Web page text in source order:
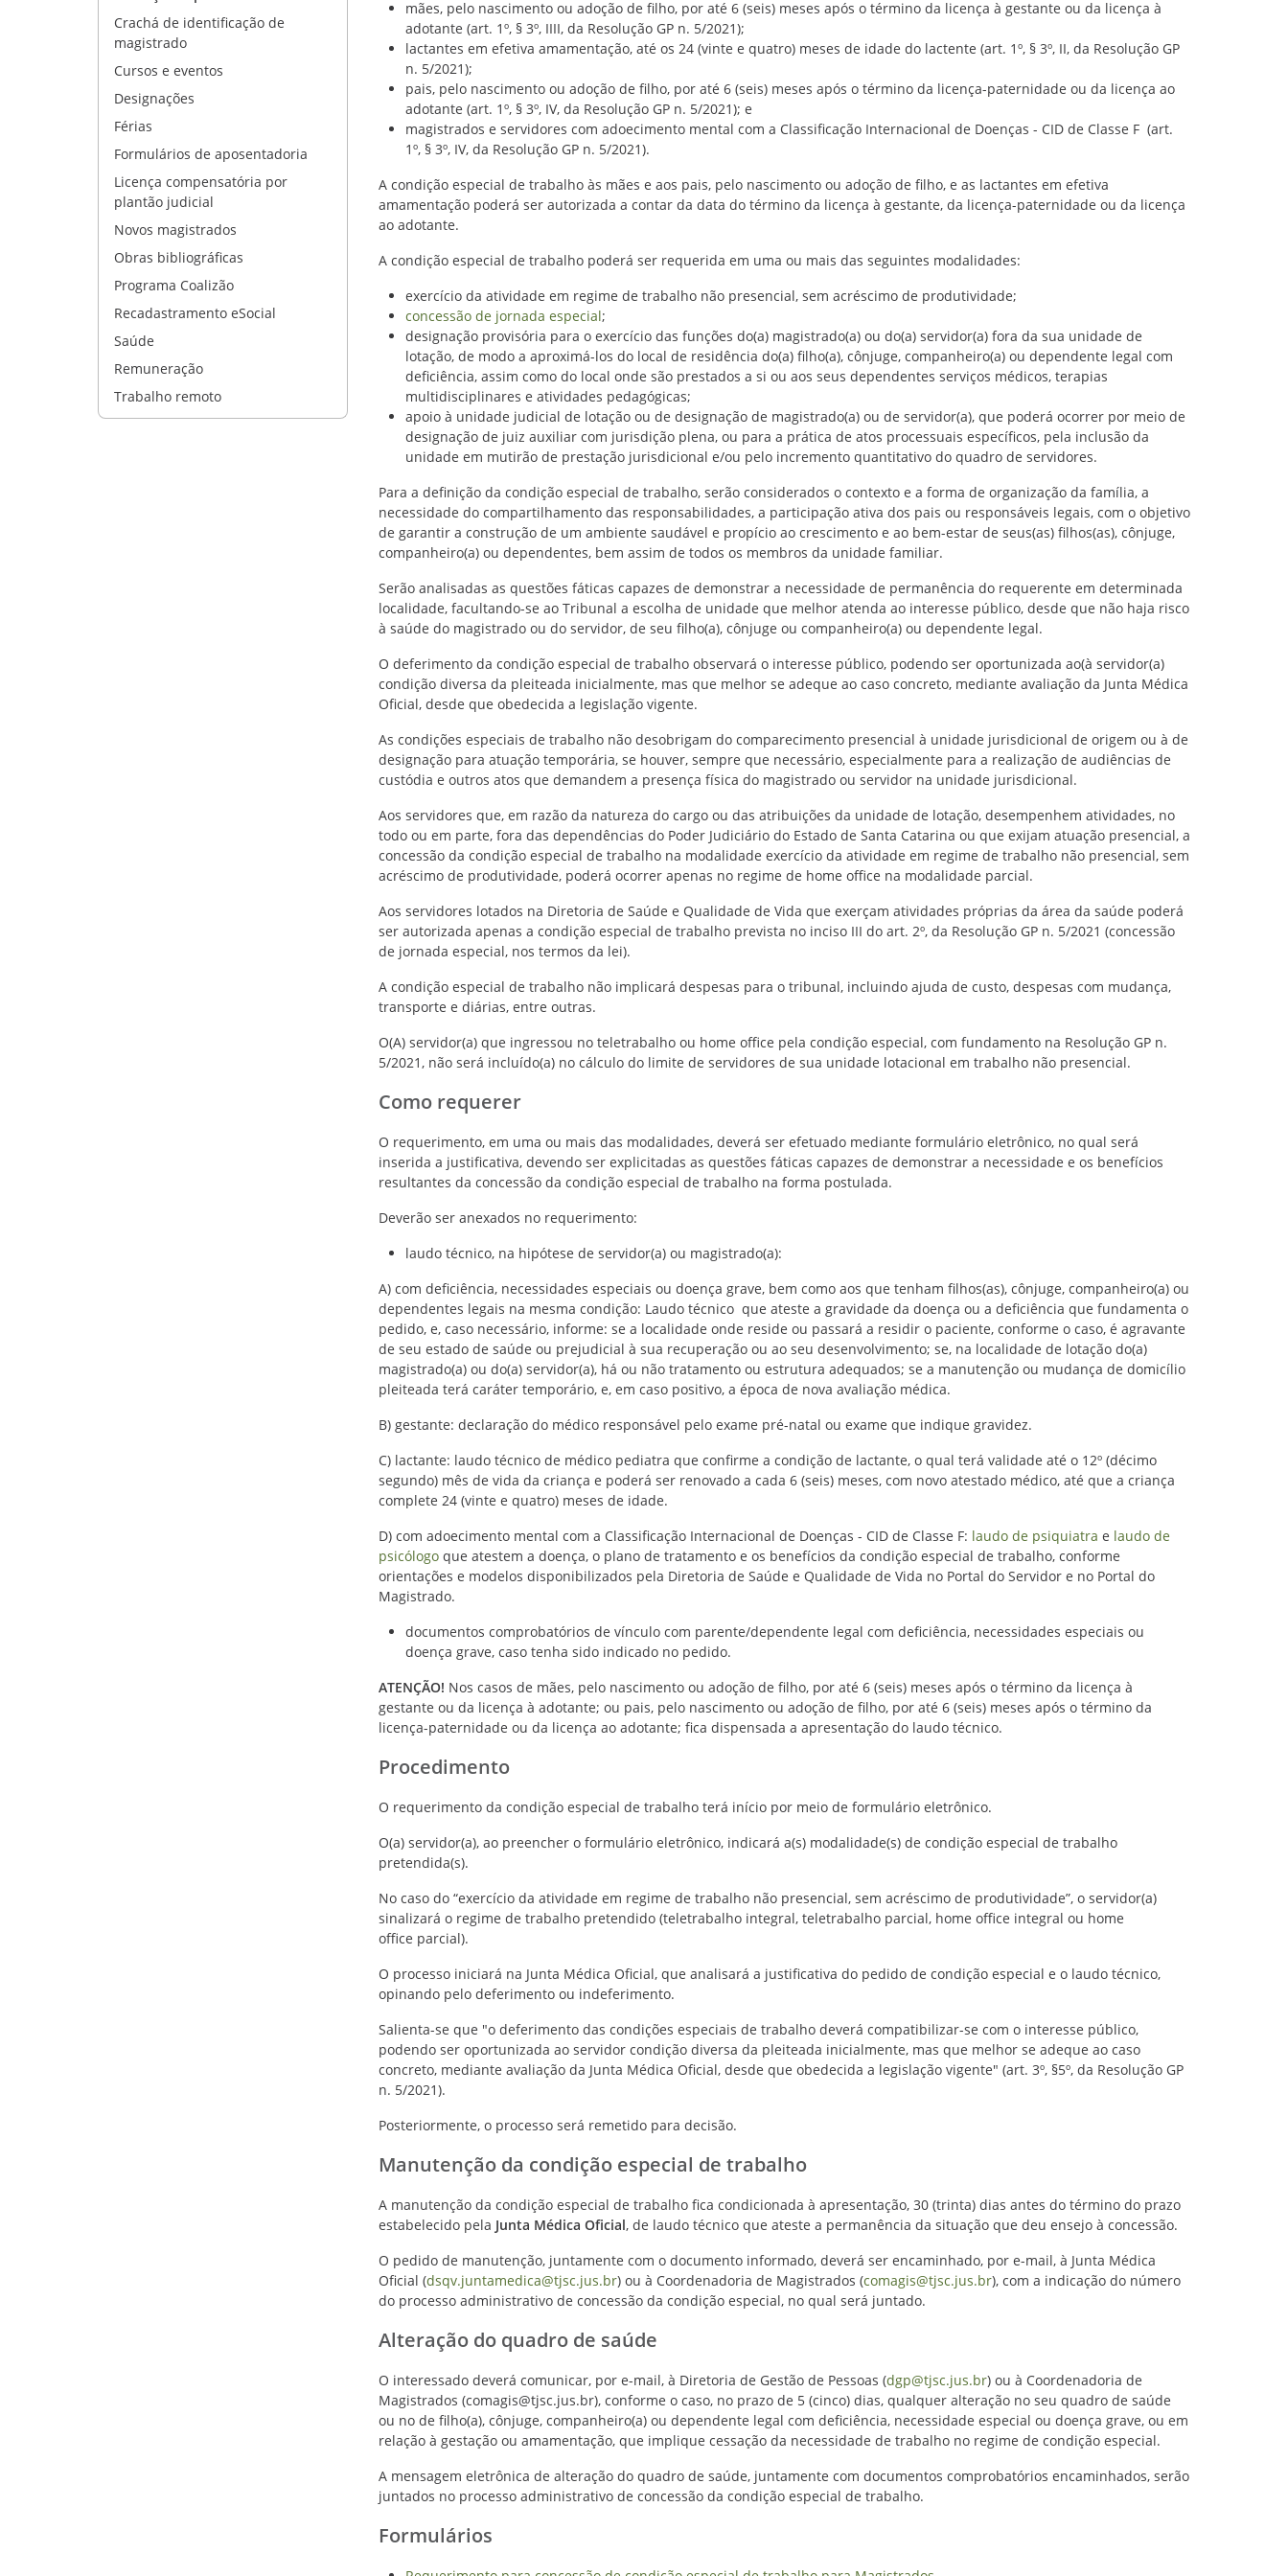
Crachá de identificação de
magistrado
Cursos e eventos
Designações
Férias
Formulários de aposentadoria
Licença compensatória por
plantão judicial
Novos magistrados
Obras bibliográficas
Programa Coalizão
Recadastramento eSocial
Saúde
Remuneração
Trabalho remoto
mães, pelo nascimento ou adoção de filho, por até 6 (seis) meses após o término da licença à gestante ou da licença à
adotante (art. 1º, § 3º, IIII, da Resolução GP n. 5/2021);
lactantes em efetiva amamentação, até os 24 (vinte e quatro) meses de idade do lactente (art. 1º, § 3º, II, da Resolução GP
n. 5/2021);
pais, pelo nascimento ou adoção de filho, por até 6 (seis) meses após o término da licença-paternidade ou da licença ao
adotante (art. 1º, § 3º, IV, da Resolução GP n. 5/2021); e
magistrados e servidores com adoecimento mental com a Classificação Internacional de Doenças - CID de Classe F (art.
1º, § 3º, IV, da Resolução GP n. 5/2021).
A condição especial de trabalho às mães e aos pais, pelo nascimento ou adoção de filho, e as lactantes em efetiva
amamentação poderá ser autorizada a contar da data do término da licença à gestante, da licença-paternidade ou da licença
ao adotante.
A condição especial de trabalho poderá ser requerida em uma ou mais das seguintes modalidades:
exercício da atividade em regime de trabalho não presencial, sem acréscimo de produtividade;
concessão de jornada especial;
designação provisória para o exercício das funções do(a) magistrado(a) ou do(a) servidor(a) fora da sua unidade de
lotação, de modo a aproximá-los do local de residência do(a) filho(a), cônjuge, companheiro(a) ou dependente legal com
deficiência, assim como do local onde são prestados a si ou aos seus dependentes serviços médicos, terapias
multidisciplinares e atividades pedagógicas;
apoio à unidade judicial de lotação ou de designação de magistrado(a) ou de servidor(a), que poderá ocorrer por meio de
designação de juiz auxiliar com jurisdição plena, ou para a prática de atos processuais específicos, pela inclusão da
unidade em mutirão de prestação jurisdicional e/ou pelo incremento quantitativo do quadro de servidores.
Para a definição da condição especial de trabalho, serão considerados o contexto e a forma de organização da família, a
necessidade do compartilhamento das responsabilidades, a participação ativa dos pais ou responsáveis legais, com o objetivo
de garantir a construção de um ambiente saudável e propício ao crescimento e ao bem-estar de seus(as) filhos(as), cônjuge,
companheiro(a) ou dependentes, bem assim de todos os membros da unidade familiar.
Serão analisadas as questões fáticas capazes de demonstrar a necessidade de permanência do requerente em determinada
localidade, facultando-se ao Tribunal a escolha de unidade que melhor atenda ao interesse público, desde que não haja risco
à saúde do magistrado ou do servidor, de seu filho(a), cônjuge ou companheiro(a) ou dependente legal.
O deferimento da condição especial de trabalho observará o interesse público, podendo ser oportunizada ao(à servidor(a)
condição diversa da pleiteada inicialmente, mas que melhor se adeque ao caso concreto, mediante avaliação da Junta Médica
Oficial, desde que obedecida a legislação vigente.
As condições especiais de trabalho não desobrigam do comparecimento presencial à unidade jurisdicional de origem ou à de
designação para atuação temporária, se houver, sempre que necessário, especialmente para a realização de audiências de
custódia e outros atos que demandem a presença física do magistrado ou servidor na unidade jurisdicional.
Aos servidores que, em razão da natureza do cargo ou das atribuições da unidade de lotação, desempenhem atividades, no
todo ou em parte, fora das dependências do Poder Judiciário do Estado de Santa Catarina ou que exijam atuação presencial, a
concessão da condição especial de trabalho na modalidade exercício da atividade em regime de trabalho não presencial, sem
acréscimo de produtividade, poderá ocorrer apenas no regime de home office na modalidade parcial.
Aos servidores lotados na Diretoria de Saúde e Qualidade de Vida que exerçam atividades próprias da área da saúde poderá
ser autorizada apenas a condição especial de trabalho prevista no inciso III do art. 2º, da Resolução GP n. 5/2021 (concessão
de jornada especial, nos termos da lei).
A condição especial de trabalho não implicará despesas para o tribunal, incluindo ajuda de custo, despesas com mudança,
transporte e diárias, entre outras.
O(A) servidor(a) que ingressou no teletrabalho ou home office pela condição especial, com fundamento na Resolução GP n.
5/2021, não será incluído(a) no cálculo do limite de servidores de sua unidade lotacional em trabalho não presencial.
Como requerer
O requerimento, em uma ou mais das modalidades, deverá ser efetuado mediante formulário eletrônico, no qual será
inserida a justificativa, devendo ser explicitadas as questões fáticas capazes de demonstrar a necessidade e os benefícios
resultantes da concessão da condição especial de trabalho na forma postulada.
Deverão ser anexados no requerimento:
laudo técnico, na hipótese de servidor(a) ou magistrado(a):
A) com deficiência, necessidades especiais ou doença grave, bem como aos que tenham filhos(as), cônjuge, companheiro(a) ou
dependentes legais na mesma condição: Laudo técnico que ateste a gravidade da doença ou a deficiência que fundamenta o
pedido, e, caso necessário, informe: se a localidade onde reside ou passará a residir o paciente, conforme o caso, é agravante
de seu estado de saúde ou prejudicial à sua recuperação ou ao seu desenvolvimento; se, na localidade de lotação do(a)
magistrado(a) ou do(a) servidor(a), há ou não tratamento ou estrutura adequados; se a manutenção ou mudança de domicílio
pleiteada terá caráter temporário, e, em caso positivo, a época de nova avaliação médica.
B) gestante: declaração do médico responsável pelo exame pré-natal ou exame que indique gravidez.
C) lactante: laudo técnico de médico pediatra que confirme a condição de lactante, o qual terá validade até o 12º (décimo
segundo) mês de vida da criança e poderá ser renovado a cada 6 (seis) meses, com novo atestado médico, até que a criança
complete 24 (vinte e quatro) meses de idade.
D) com adoecimento mental com a Classificação Internacional de Doenças - CID de Classe F: laudo de psiquiatra e laudo de
psicólogo que atestem a doença, o plano de tratamento e os benefícios da condição especial de trabalho, conforme
orientações e modelos disponibilizados pela Diretoria de Saúde e Qualidade de Vida no Portal do Servidor e no Portal do
Magistrado.
documentos comprobatórios de vínculo com parente/dependente legal com deficiência, necessidades especiais ou
doença grave, caso tenha sido indicado no pedido.
ATENÇÃO! Nos casos de mães, pelo nascimento ou adoção de filho, por até 6 (seis) meses após o término da licença à
gestante ou da licença à adotante; ou pais, pelo nascimento ou adoção de filho, por até 6 (seis) meses após o término da
licença-paternidade ou da licença ao adotante; fica dispensada a apresentação do laudo técnico.
Procedimento
O requerimento da condição especial de trabalho terá início por meio de formulário eletrônico.
O(a) servidor(a), ao preencher o formulário eletrônico, indicará a(s) modalidade(s) de condição especial de trabalho
pretendida(s).
No caso do “exercício da atividade em regime de trabalho não presencial, sem acréscimo de produtividade”, o servidor(a)
sinalizará o regime de trabalho pretendido (teletrabalho integral, teletrabalho parcial, home office integral ou home
office parcial).
O processo iniciará na Junta Médica Oficial, que analisará a justificativa do pedido de condição especial e o laudo técnico,
opinando pelo deferimento ou indeferimento.
Salienta-se que "o deferimento das condições especiais de trabalho deverá compatibilizar-se com o interesse público,
podendo ser oportunizada ao servidor condição diversa da pleiteada inicialmente, mas que melhor se adeque ao caso
concreto, mediante avaliação da Junta Médica Oficial, desde que obedecida a legislação vigente" (art. 3º, §5º, da Resolução GP
n. 5/2021).
Posteriormente, o processo será remetido para decisão.
Manutenção da condição especial de trabalho
A manutenção da condição especial de trabalho fica condicionada à apresentação, 30 (trinta) dias antes do término do prazo
estabelecido pela Junta Médica Oficial, de laudo técnico que ateste a permanência da situação que deu ensejo à concessão.
O pedido de manutenção, juntamente com o documento informado, deverá ser encaminhado, por e-mail, à Junta Médica
Oficial (dsqv.juntamedica@tjsc.jus.br) ou à Coordenadoria de Magistrados (comagis@tjsc.jus.br), com a indicação do número
do processo administrativo de concessão da condição especial, no qual será juntado.
Alteração do quadro de saúde
O interessado deverá comunicar, por e-mail, à Diretoria de Gestão de Pessoas (dgp@tjsc.jus.br) ou à Coordenadoria de
Magistrados (comagis@tjsc.jus.br), conforme o caso, no prazo de 5 (cinco) dias, qualquer alteração no seu quadro de saúde
ou no de filho(a), cônjuge, companheiro(a) ou dependente legal com deficiência, necessidade especial ou doença grave, ou em
relação à gestação ou amamentação, que implique cessação da necessidade de trabalho no regime de condição especial.
A mensagem eletrônica de alteração do quadro de saúde, juntamente com documentos comprobatórios encaminhados, serão
juntados no processo administrativo de concessão da condição especial de trabalho.
Formulários